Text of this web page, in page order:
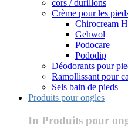
cors / durillons
Crème pour les
Chirocream
Gehwol
Podocare
Pododip
Déodorants pour
Ramollissant pour
Sels bain de pieds
Produits pour ongles
In Produits pour